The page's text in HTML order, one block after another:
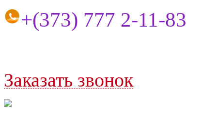
+(373) 777 2-11-83
Заказать звонок